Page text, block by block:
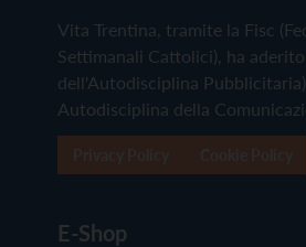
Vita Trentina, tramite la Fisc
Settimanali Cattolici), ha
dell'Autodisciplina
Autodisciplina della
E-Shop